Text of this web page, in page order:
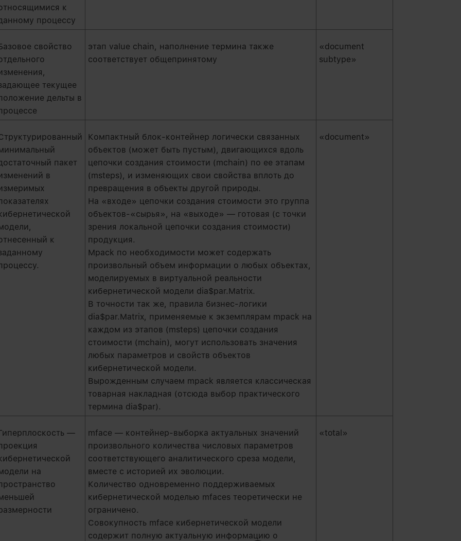
к
процессу
свойство
текущее
дельты в
этап value chain, наполнение термина также
соответствует общепринятому
«document
subtype»
пакет
в
к
Компактный блок-контейнер логически связанных
объектов (может быть пустым), двигающихся вдоль
цепочки создания стоимости (mchain) по ее этапам
(msteps), и изменяющих свои свойства вплоть до
превращения в объекты другой природы.
На «входе» цепочки создания стоимости это группа
объектов-«сырья», на «выходе» — готовая (с точки
зрения локальной цепочки создания стоимости)
продукция.
Мpack по необходимости может содержать
произвольный объем информации о любых объектах,
моделируемых в виртуальной реальности
кибернетической модели dia$par.Matrix.
В точности так же, правила бизнес-логики
dia$par.Matrix, применяемые к экземплярам mpack на
каждом из этапов (msteps) цепочки создания
стоимости (mchain), могут использовать значения
любых параметров и свойств объектов
кибернетической модели.
Вырожденным случаем mpack является классическая
товарная накладная (отсюда выбор практического
термина dia$par).
«document»
—
на
mface — контейнер-выборка актуальных значений
произвольного количества числовых параметров
соответствующего аналитического среза модели,
вместе с историей их эволюции.
Количество одновременно поддерживаемых
кибернетической моделью mfaces теоретически не
ограничено.
Совокупность mface кибернетической модели
содержит полную актуальную информацию о
«total»